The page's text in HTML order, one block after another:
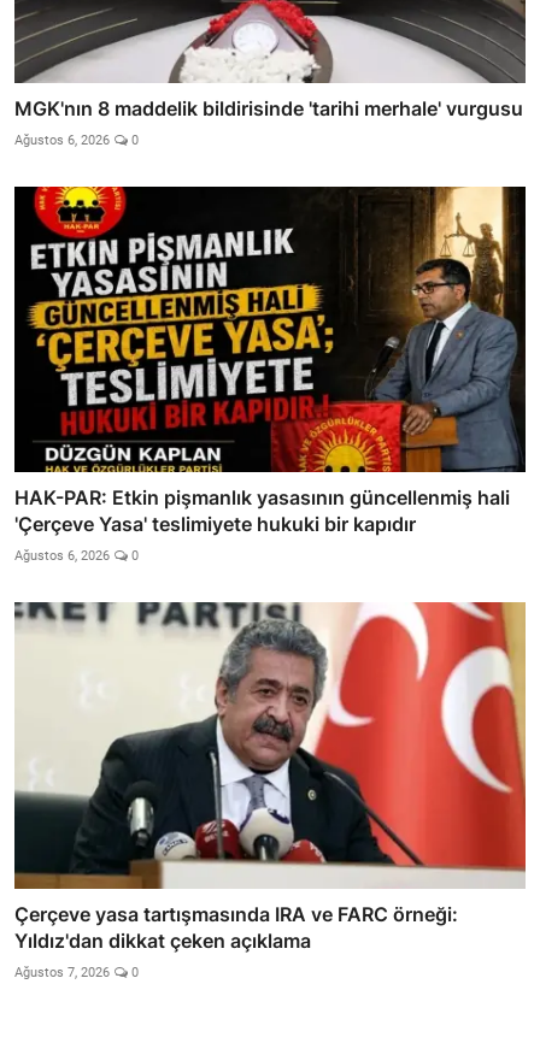
MGK'nın 8 maddelik bildirisinde 'tarihi merhale' vurgusu
Ağustos 6, 2026 0
HAK-PAR: Etkin pişmanlık yasasının güncellenmiş hali
'Çerçeve Yasa' teslimiyete hukuki bir kapıdır
Ağustos 6, 2026 0
Çerçeve yasa tartışmasında IRA ve FARC örneği:
Yıldız'dan dikkat çeken açıklama
Ağustos 7, 2026 0